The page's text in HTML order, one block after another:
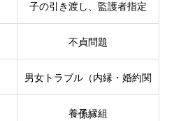
子の引き渡し、監護者指定
不貞問題
男女トラブル（内縁・婚約関
係）
養子縁組